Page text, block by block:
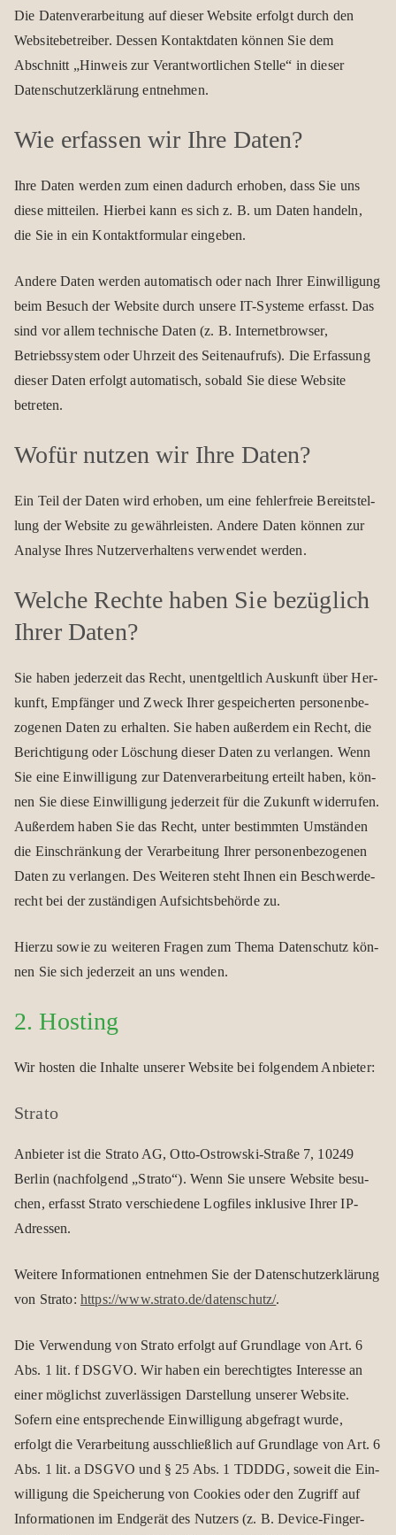
Die Daten­ver­ar­bei­tung auf die­ser Web­site erfolgt durch den
Web­site­be­trei­ber. Des­sen Kon­takt­da­ten kön­nen Sie dem
Abschnitt „Hin­weis zur Ver­ant­wort­li­chen Stelle“ in die­ser
Daten­schutz­er­klä­rung ent­neh­men.
Wie erfas­sen wir Ihre Daten?
Ihre Daten wer­den zum einen dadurch erho­ben, dass Sie uns
diese mit­tei­len. Hier­bei kann es sich z. B. um Daten han­deln,
die Sie in ein Kon­takt­for­mu­lar ein­ge­ben.
Andere Daten wer­den auto­ma­tisch oder nach Ihrer Ein­wil­li­gung
beim Besuch der Web­site durch unsere IT-Sys­teme erfasst. Das
sind vor allem tech­ni­sche Daten (z. B. Inter­net­brow­ser,
Betriebs­sys­tem oder Uhr­zeit des Sei­ten­auf­rufs). Die Erfas­sung
die­ser Daten erfolgt auto­ma­tisch, sobald Sie diese Web­site
betre­ten.
Wofür nut­zen wir Ihre Daten?
Ein Teil der Daten wird erho­ben, um eine feh­ler­freie Bereit­stel­
lung der Web­site zu gewähr­leis­ten. Andere Daten kön­nen zur
Ana­lyse Ihres Nut­zer­ver­hal­tens ver­wen­det wer­den.
Wel­che Rechte haben Sie bezüg­lich
Ihrer Daten?
Sie haben jeder­zeit das Recht, unent­gelt­lich Aus­kunft über Her­
kunft, Emp­fän­ger und Zweck Ihrer gespei­cher­ten per­so­nen­be­
zo­ge­nen Daten zu erhal­ten. Sie haben außer­dem ein Recht, die
Berich­ti­gung oder Löschung die­ser Daten zu ver­lan­gen. Wenn
Sie eine Ein­wil­li­gung zur Daten­ver­ar­bei­tung erteilt haben, kön­
nen Sie diese Ein­wil­li­gung jeder­zeit für die Zukunft wider­ru­fen.
Außer­dem haben Sie das Recht, unter bestimm­ten Umstän­den
die Ein­schrän­kung der Ver­ar­bei­tung Ihrer per­so­nen­be­zo­ge­nen
Daten zu ver­lan­gen. Des Wei­te­ren steht Ihnen ein Beschwer­de­
recht bei der zustän­di­gen Auf­sichts­be­hörde zu.
Hierzu sowie zu wei­te­ren Fra­gen zum Thema Daten­schutz kön­
nen Sie sich jeder­zeit an uns wen­den.
2. Hos­ting
Wir hos­ten die Inhalte unse­rer Web­site bei fol­gen­dem Anbie­ter:
Strato
Anbie­ter ist die Strato AG, Otto-Ost­row­ski-Straße 7, 10249
Ber­lin (nach­fol­gend „Strato“). Wenn Sie unsere Web­site besu­
chen, erfasst Strato ver­schie­dene Log­files inklu­sive Ihrer IP-
Adres­sen.
Wei­tere Infor­ma­tio­nen ent­neh­men Sie der Daten­schutz­er­klä­rung
von Strato: https://www.strato.de/datenschutz/.
Die Ver­wen­dung von Strato erfolgt auf Grund­lage von Art. 6
Abs. 1 lit. f DSGVO. Wir haben ein berech­tig­tes Inter­esse an
einer mög­lichst zuver­läs­si­gen Dar­stel­lung unse­rer Web­site.
Sofern eine ent­spre­chende Ein­wil­li­gung abge­fragt wurde,
erfolgt die Ver­ar­bei­tung aus­schließ­lich auf Grund­lage von Art. 6
Abs. 1 lit. a DSGVO und § 25 Abs. 1 TDDDG, soweit die Ein­
wil­li­gung die Spei­che­rung von Coo­kies oder den Zugriff auf
Infor­ma­tio­nen im End­ge­rät des Nut­zers (z. B. Device-Fin­ger­